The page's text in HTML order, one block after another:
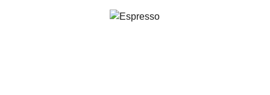
Bildergalerie überspringen